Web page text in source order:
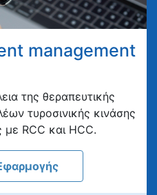
management
της θεραπευτικής
τυροσινικής κινάσης
με RCC και HCC.